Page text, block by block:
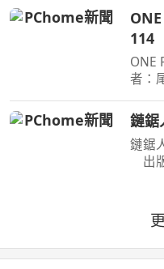
觀音
命中
114
ONE
者：
歷史
全貌
賊團
鏈鋸
鏈鋸
出
與
與